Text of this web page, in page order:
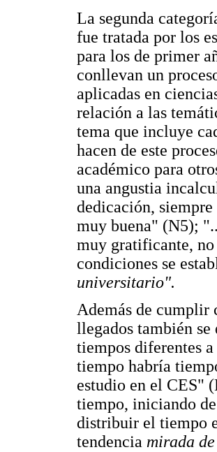
La segunda
fue tratada por los
para los de primer
conllevan un
aplicadas en
relación a las
tema que incluye
hacen de este
académico para
una angustia
dedicación,
muy buena" (N5);
muy gratificante,
condiciones se
universitario".
Además de cumplir
llegados también
tiempos diferentes
tiempo habría
estudio en el CES"
tiempo, iniciando
distribuir el tiempo
tendencia mirada